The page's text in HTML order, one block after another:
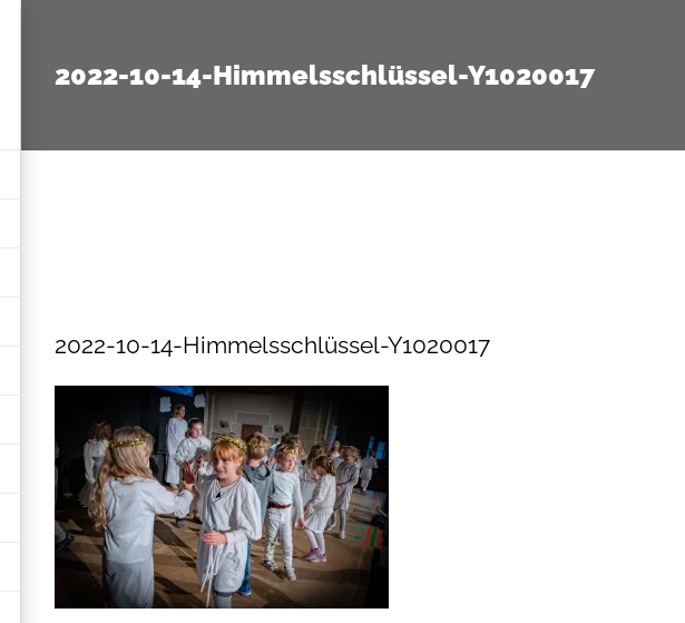
2022-10-14-Himmelsschlüssel-Y1020017
2022-10-14-Himmelsschlüssel-Y1020017